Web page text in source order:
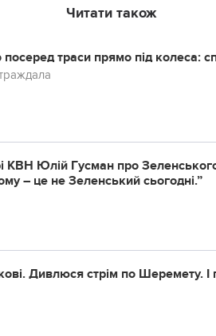
Читати також
посеред траси прямо під колеса:
КВН Юлій Гусман про
– це не Зеленський сьогодні.”
Дивлюся стрім по Шеремету. І